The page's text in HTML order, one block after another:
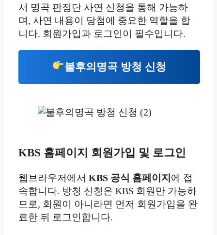
서 명곡 판정단 사연 신청을 통해 가능하
며, 사연 내용이 당첨에 중요한 역할을 합
니다. 회원가입과 로그인이 필수입니다.
불후의명곡 방청 신청
KBS 홈페이지 회원가입 및 로그인
웹브라우저에서 KBS 공식 홈페이지 에 접
속합니다. 방청 신청은 KBS 회원만 가능하
므로, 회원이 아니라면 먼저 회원가입을 완
료한 뒤 로그인합니다.